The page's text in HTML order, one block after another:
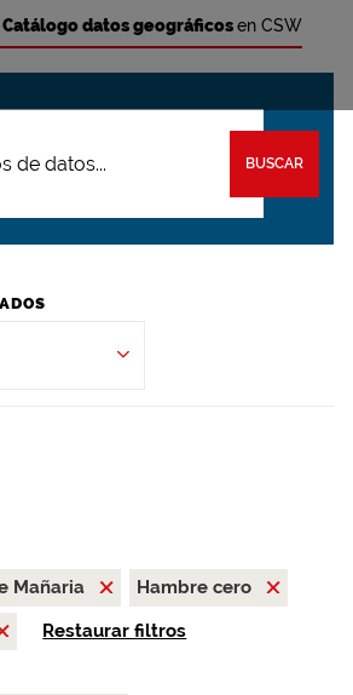
Catálogo datos geográficosen CSW
BUSCAR
Mañaria
Hambre cero
Restaurar filtros